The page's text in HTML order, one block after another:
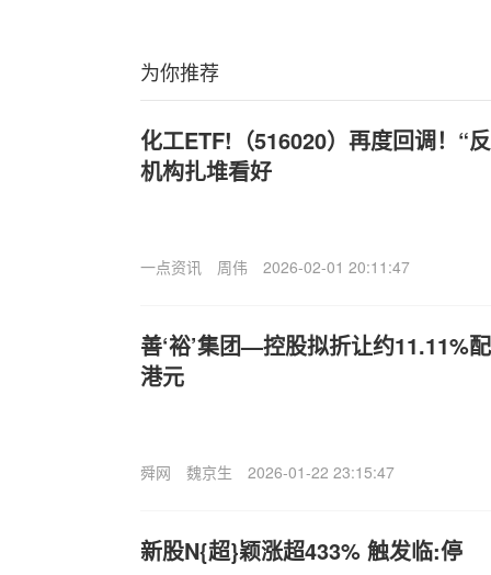
为你推荐
化工ETF!（516020）再度回调！“
机构扎堆看好
一点资讯 周伟 2026-02-01 20:11:47
善‘裕’集团—控股拟折让约11.11%
港元
舜网 魏京生 2026-01-22 23:15:47
新股N{超}颖涨超433% 触发临:停